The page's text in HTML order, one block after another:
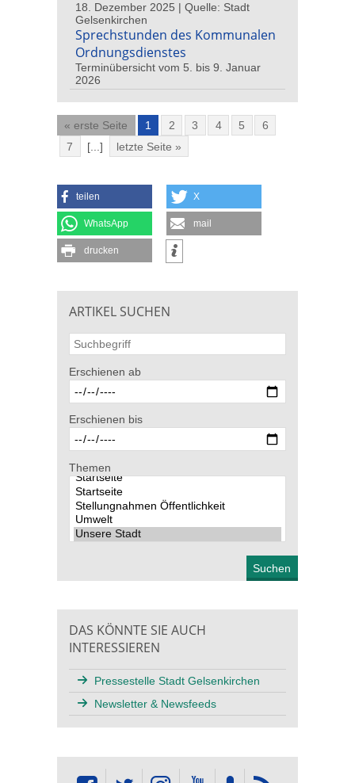
18. Dezember 2025 | Quelle: Stadt
Gelsenkirchen
Sprechstunden des Kommunalen
Ordnungsdienstes
Terminübersicht vom 5. bis 9. Januar
2026
« erste Seite 1 2 3 4 5
6
7
[...] letzte Seite »
teilen X
WhatsApp mail
drucken
ARTIKEL SUCHEN
Erschienen ab
Erschienen bis
Themen
DAS KÖNNTE SIE AUCH
INTERESSIEREN
Pressestelle Stadt Gelsenkirchen
Newsletter & Newsfeeds